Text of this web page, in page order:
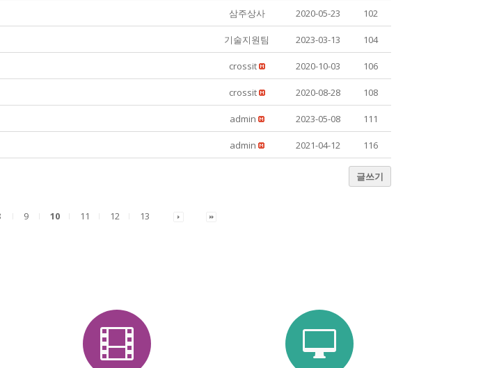
삼주상사 2020-05-23 102
기술지원팀 2023-03-13 104
crossit 2020-10-03 106
crossit 2020-08-28 108
admin 2023-05-08 111
admin 2021-04-12 116
글쓰기
9 10 11 12 13
 